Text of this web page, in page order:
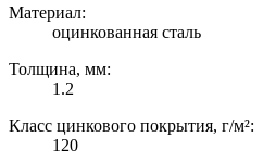
Материал:
оцинкованная сталь
Толщина, мм:
1.2
Класс цинкового покрытия, г/м²:
120